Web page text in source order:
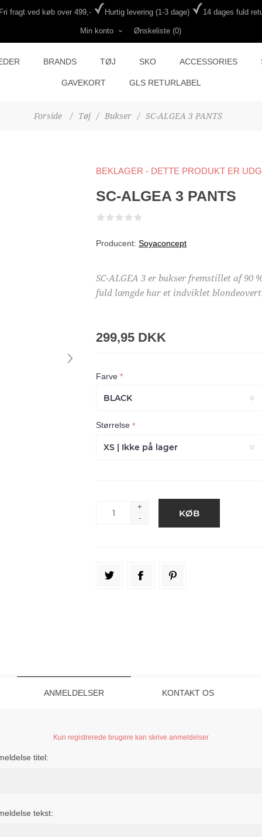
fragt ved køb over 499,- Hurtig levering (1-3 dage) 14 dages fuld
Min konto Ønskeliste (0)
BRANDS TØJ SKO ACCESSORIES
GAVEKORT GLS RETURLABEL
Forside / Tøj / Bukser / SC-ALGEA 3 PANTS
BEKLAGER - DETTE PRODUKT ER
SC-ALGEA 3 PANTS
Producent: Soyaconcept
SC-ALGEA 3 er bukser fremstillet af 90
fuld længde har et indviklet
299,95 DKK
Farve *
Størrelse *
+
-
ANMELDELSER KONTAKT OS
Kun registrerede brugere kan skrive anmeldelser
titel:
tekst: